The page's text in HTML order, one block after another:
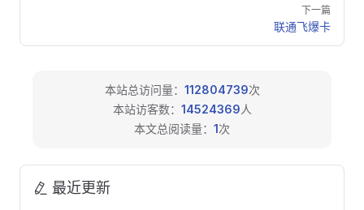
下一篇
联通飞爆卡
本站总访问量： 112804739次
本站访客数： 14524369人
本文总阅读量： 1次
最近更新